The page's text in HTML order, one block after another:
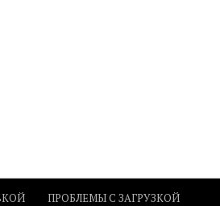
ПРОБЛЕМЫ С ЗАГРУЗКОЙ